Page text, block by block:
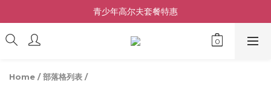
青少年高尔夫套餐特惠
Home /部落格列表 /